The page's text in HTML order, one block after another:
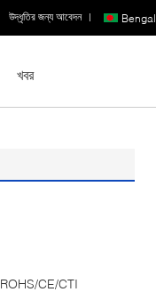
উদ্ধৃতির জন্য আবেদন |
খবর
CE/CTI